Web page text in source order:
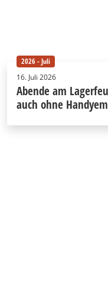
2026 - Juli
16. Juli 2026
Abende am
auch ohne